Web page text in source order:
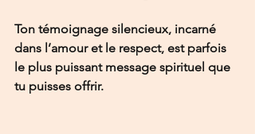
Ton témoignage silencieux, incarné
dans l’amour et le respect, est parfois
le plus puissant message spirituel que
tu puisses offrir.